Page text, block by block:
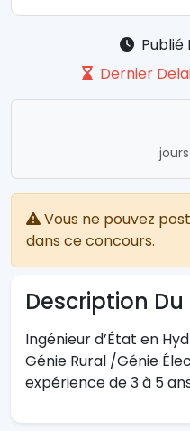
Publié
Dernier
Vous ne pouvez
dans ce concours.
Description Du
Ingénieur d’État en
Génie Rural /Génie
expérience de 3 à 5